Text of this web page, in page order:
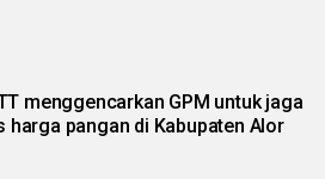
menggencarkan GPM untuk jaga
harga pangan di Kabupaten Alor